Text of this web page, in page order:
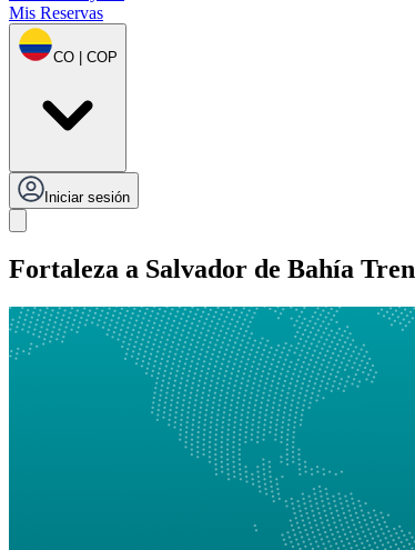
Mis Reservas
CO | COP
Iniciar sesión
Fortaleza a Salvador de Bahía Tren